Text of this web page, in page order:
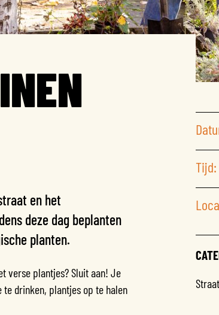
en het
deze dag beplanten
planten.
verse plantjes? Sluit aan! Je
drinken, plantjes op te halen
Tijd:
Straat